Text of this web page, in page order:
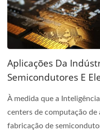
Aplicações Da
Semicondutores E
À medida que a
centers de computação de
fabricação de